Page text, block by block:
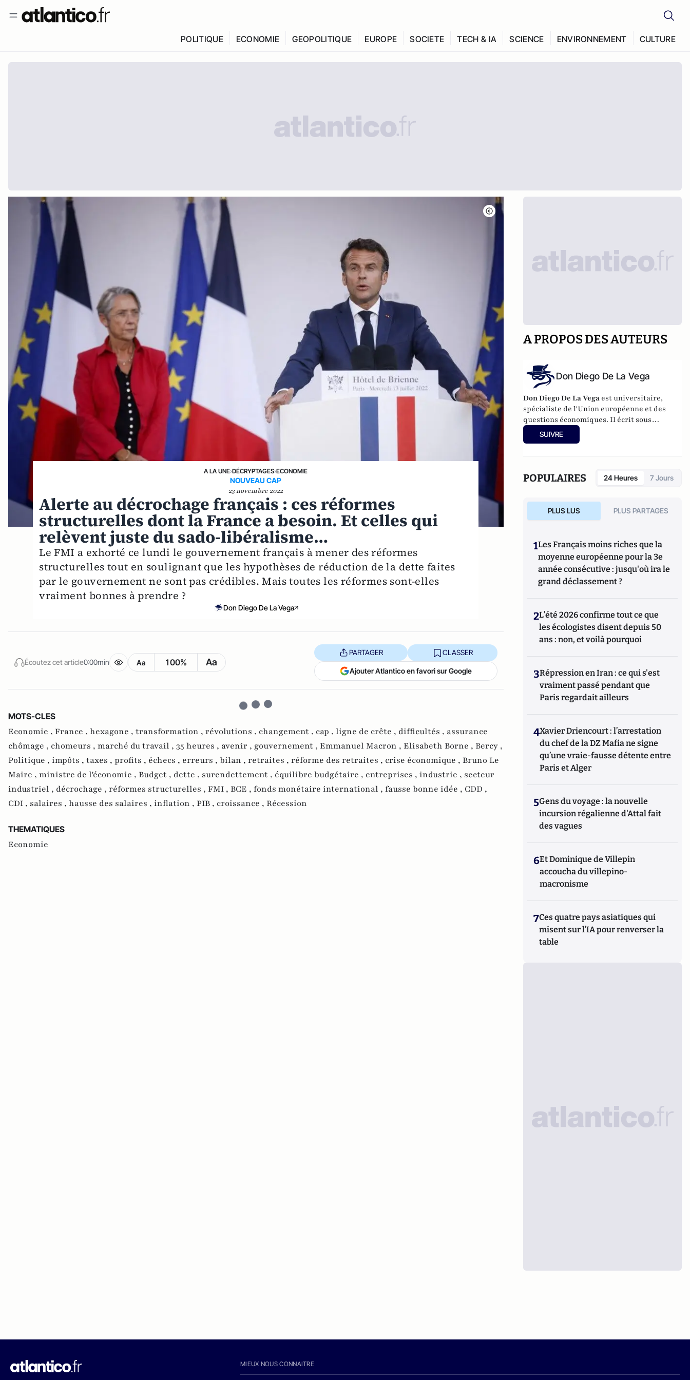
POLITIQUE ECONOMIE GEOPOLITIQUE EUROPE SOCIETE TECH & IA SCIENCE ENVIRONNEMENT CULTURE
A LA UNE›DÉCRYPTAGES›ECONOMIE
NOUVEAU CAP
23 novembre 2022
Alerte au décrochage français : ces réformes
structurelles dont la France a besoin. Et celles qui
relèvent juste du sado-libéralisme…
Le FMI a exhorté ce lundi le gouvernement français à mener des réformes
structurelles tout en soulignant que les hypothèses de réduction de la dette faites
par le gouvernement ne sont pas crédibles. Mais toutes les réformes sont-elles
vraiment bonnes à prendre ?
Don Diego De La Vega
Écoutez cet article0:00min Aa 100% Aa
PARTAGER CLASSER
Ajouter Atlantico en favori sur Google
MOTS-CLES
Economie , France , hexagone , transformation , révolutions , changement , cap , ligne de crête , difficultés , assurance
chômage , chomeurs , marché du travail , 35 heures , avenir , gouvernement , Emmanuel Macron , Elisabeth Borne , Bercy ,
Politique , impôts , taxes , profits , échecs , erreurs , bilan , retraites , réforme des retraites , crise économique , Bruno Le
Maire , ministre de l'économie , Budget , dette , surendettement , équilibre budgétaire , entreprises , industrie , secteur
industriel , décrochage , réformes structurelles , FMI , BCE , fonds monétaire international , fausse bonne idée , CDD ,
CDI , salaires , hausse des salaires , inflation , PIB , croissance , Récession
THEMATIQUES
Economie
A PROPOS DES AUTEURS
Don Diego De La Vega
Don Diego De La Vega est universitaire,
spécialiste de l'Union européenne et des
questions économiques. Il écrit sous
pseudonyme car il ne peut engager
l’institution pour laquelle il travaille.
SUIVRE
POPULAIRES 24 Heures 7 Jours
PLUS LUS PLUS PARTAGES
1Les Français moins riches que la
moyenne européenne pour la 3e
année consécutive : jusqu'où ira le
grand déclassement ?
2L’été 2026 confirme tout ce que
les écologistes disent depuis 50
ans : non, et voilà pourquoi
3Répression en Iran : ce qui s'est
vraiment passé pendant que
Paris regardait ailleurs
4Xavier Driencourt : l’arrestation
du chef de la DZ Mafia ne signe
qu’une vraie-fausse détente entre
Paris et Alger
5Gens du voyage : la nouvelle
incursion régalienne d'Attal fait
des vagues
6Et Dominique de Villepin
accoucha du villepino-
macronisme
7Ces quatre pays asiatiques qui
misent sur l’IA pour renverser la
table
MIEUX NOUS CONNAITRE